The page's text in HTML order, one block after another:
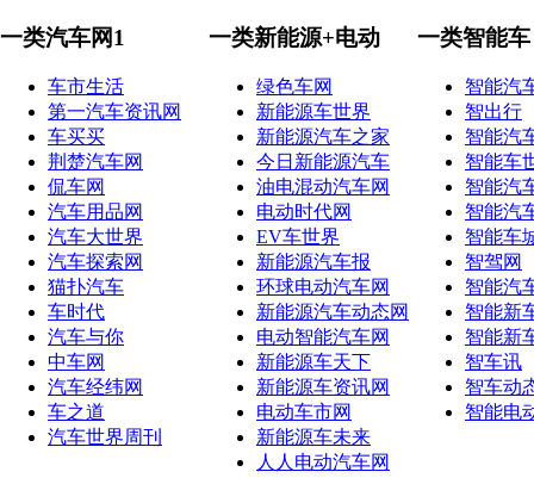
一类汽车网1
车市生活
第一汽车资讯网
车买买
荆楚汽车网
侃车网
汽车用品网
汽车大世界
汽车探索网
猫扑汽车
车时代
汽车与你
中车网
汽车经纬网
车之道
汽车世界周刊
一类新能源+电动
绿色车网
新能源车世界
新能源汽车之家
今日新能源汽车
油电混动汽车网
电动时代网
EV车世界
新能源汽车报
环球电动汽车网
新能源汽车动态网
电动智能汽车网
新能源车天下
新能源车资讯网
电动车市网
新能源车未来
人人电动汽车网
一类智能车
智能汽
智出行
智能汽
智能车
智能汽
智能汽
智能车
智驾网
智能汽
智能新
智能新
智车讯
智车动
智能电